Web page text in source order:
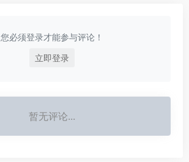
您必须登录才能参与评论！
立即登录
暂无评论...